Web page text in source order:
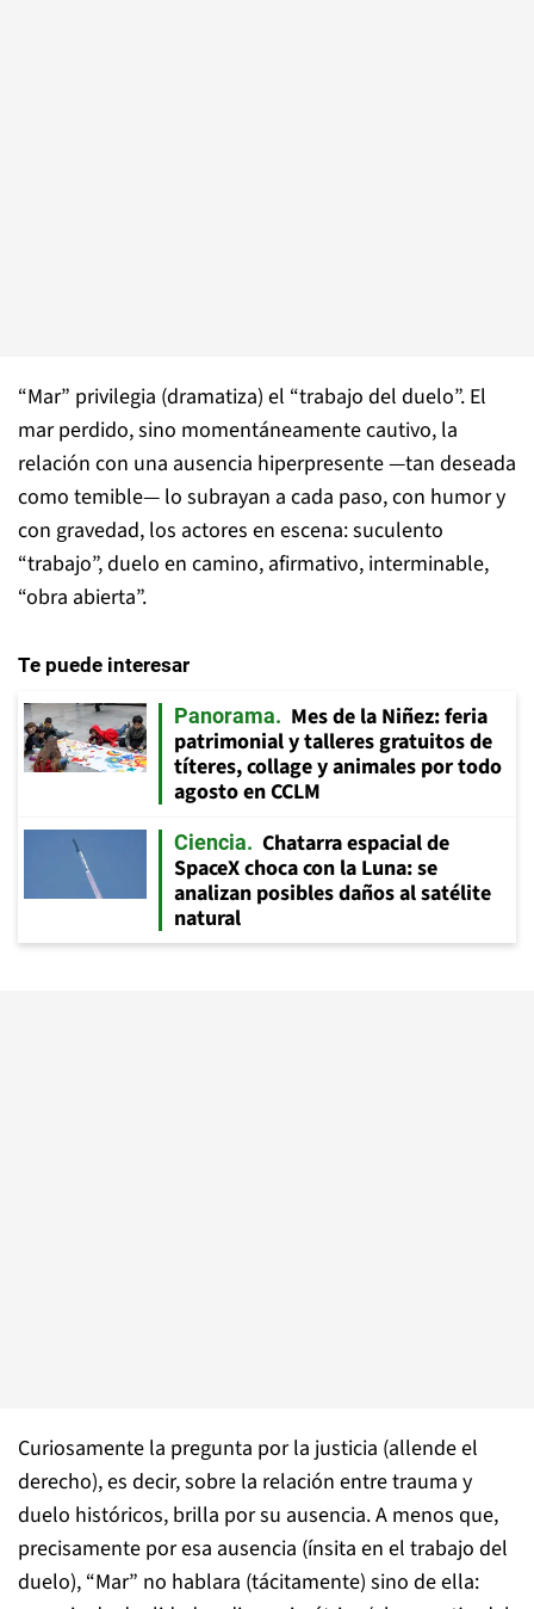
“Mar” privilegia (dramatiza) el “trabajo del duelo”. El
mar perdido, sino momentáneamente cautivo, la
relación con una ausencia hiperpresente —tan deseada
como temible— lo subrayan a cada paso, con humor y
con gravedad, los actores en escena: suculento
“trabajo”, duelo en camino, afirmativo, interminable,
“obra abierta”.
Te puede interesar
Panorama
Mes de la Niñez: feria
patrimonial y talleres gratuitos de
títeres, collage y animales por todo
agosto en CCLM
Ciencia
Chatarra espacial de
SpaceX choca con la Luna: se
analizan posibles daños al satélite
natural
Curiosamente la pregunta por la justicia (allende el
derecho), es decir, sobre la relación entre trauma y
duelo históricos, brilla por su ausencia. A menos que,
precisamente por esa ausencia (ínsita en el trabajo del
duelo), “Mar” no hablara (tácitamente) sino de ella: